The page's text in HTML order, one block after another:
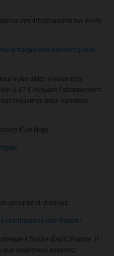
des informations sur notre
arnaque-aux-diamants-aux-
vous aider. Il vous sera
à 47 € incluant l’abonnement
trouverez deux numéros
d’un litige
sécurisé ci-dessous :
readhesions-adc-france/
à l’ordre d’ADC France. Il
vous nous enverrez.